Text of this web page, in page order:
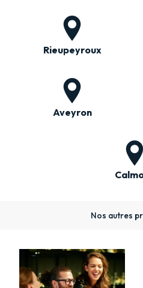
Rieupeyroux
Aveyron
Nos autres